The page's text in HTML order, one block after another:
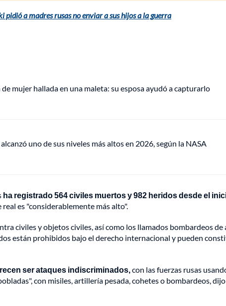
a madres rusas no enviar a sus hijos a la guerra
mujer hallada en una maleta: su esposa ayudó a capturarlo
uno de sus niveles más altos en 2026, según la NASA
ha registrado 564 civiles muertos y 982 heridos desde el
es "considerablemente más alto".
civiles y objetos civiles, así como los llamados bombardeos de
están prohibidos bajo el derecho internacional y pueden
ser ataques indiscriminados,con las fuerzas rusas
con misiles, artillería pesada, cohetes o bombardeos,